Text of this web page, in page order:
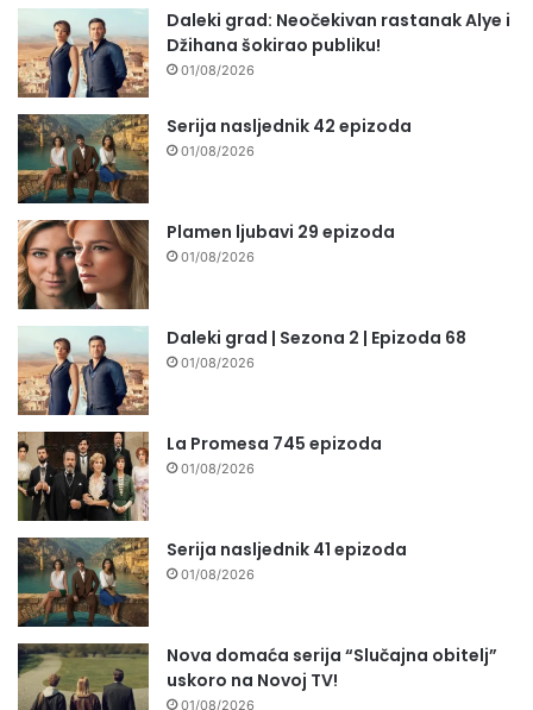
Daleki grad: Neočekivan rastanak Alye i
Džihana šokirao publiku!
01/08/2026
Serija nasljednik 42 epizoda
01/08/2026
Plamen ljubavi 29 epizoda
01/08/2026
Daleki grad | Sezona 2 | Epizoda 68
01/08/2026
La Promesa 745 epizoda
01/08/2026
Serija nasljednik 41 epizoda
01/08/2026
Nova domaća serija “Slučajna obitelj”
uskoro na Novoj TV!
01/08/2026